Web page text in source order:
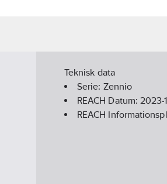
Teknisk data
Serie: Zennio
REACH Datum:2023-
REACH